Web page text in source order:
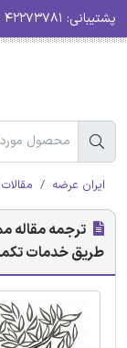
پشتیبانی:
ایران عرضه
ترجمه مقاله
طریق خدمات